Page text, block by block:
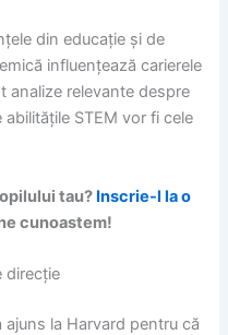
din educație și de
influențează carierele
analize relevante despre
STEM vor fi cele
tau? Inscrie-l la o
cunoastem!
direcție
ajuns la Harvard pentru că